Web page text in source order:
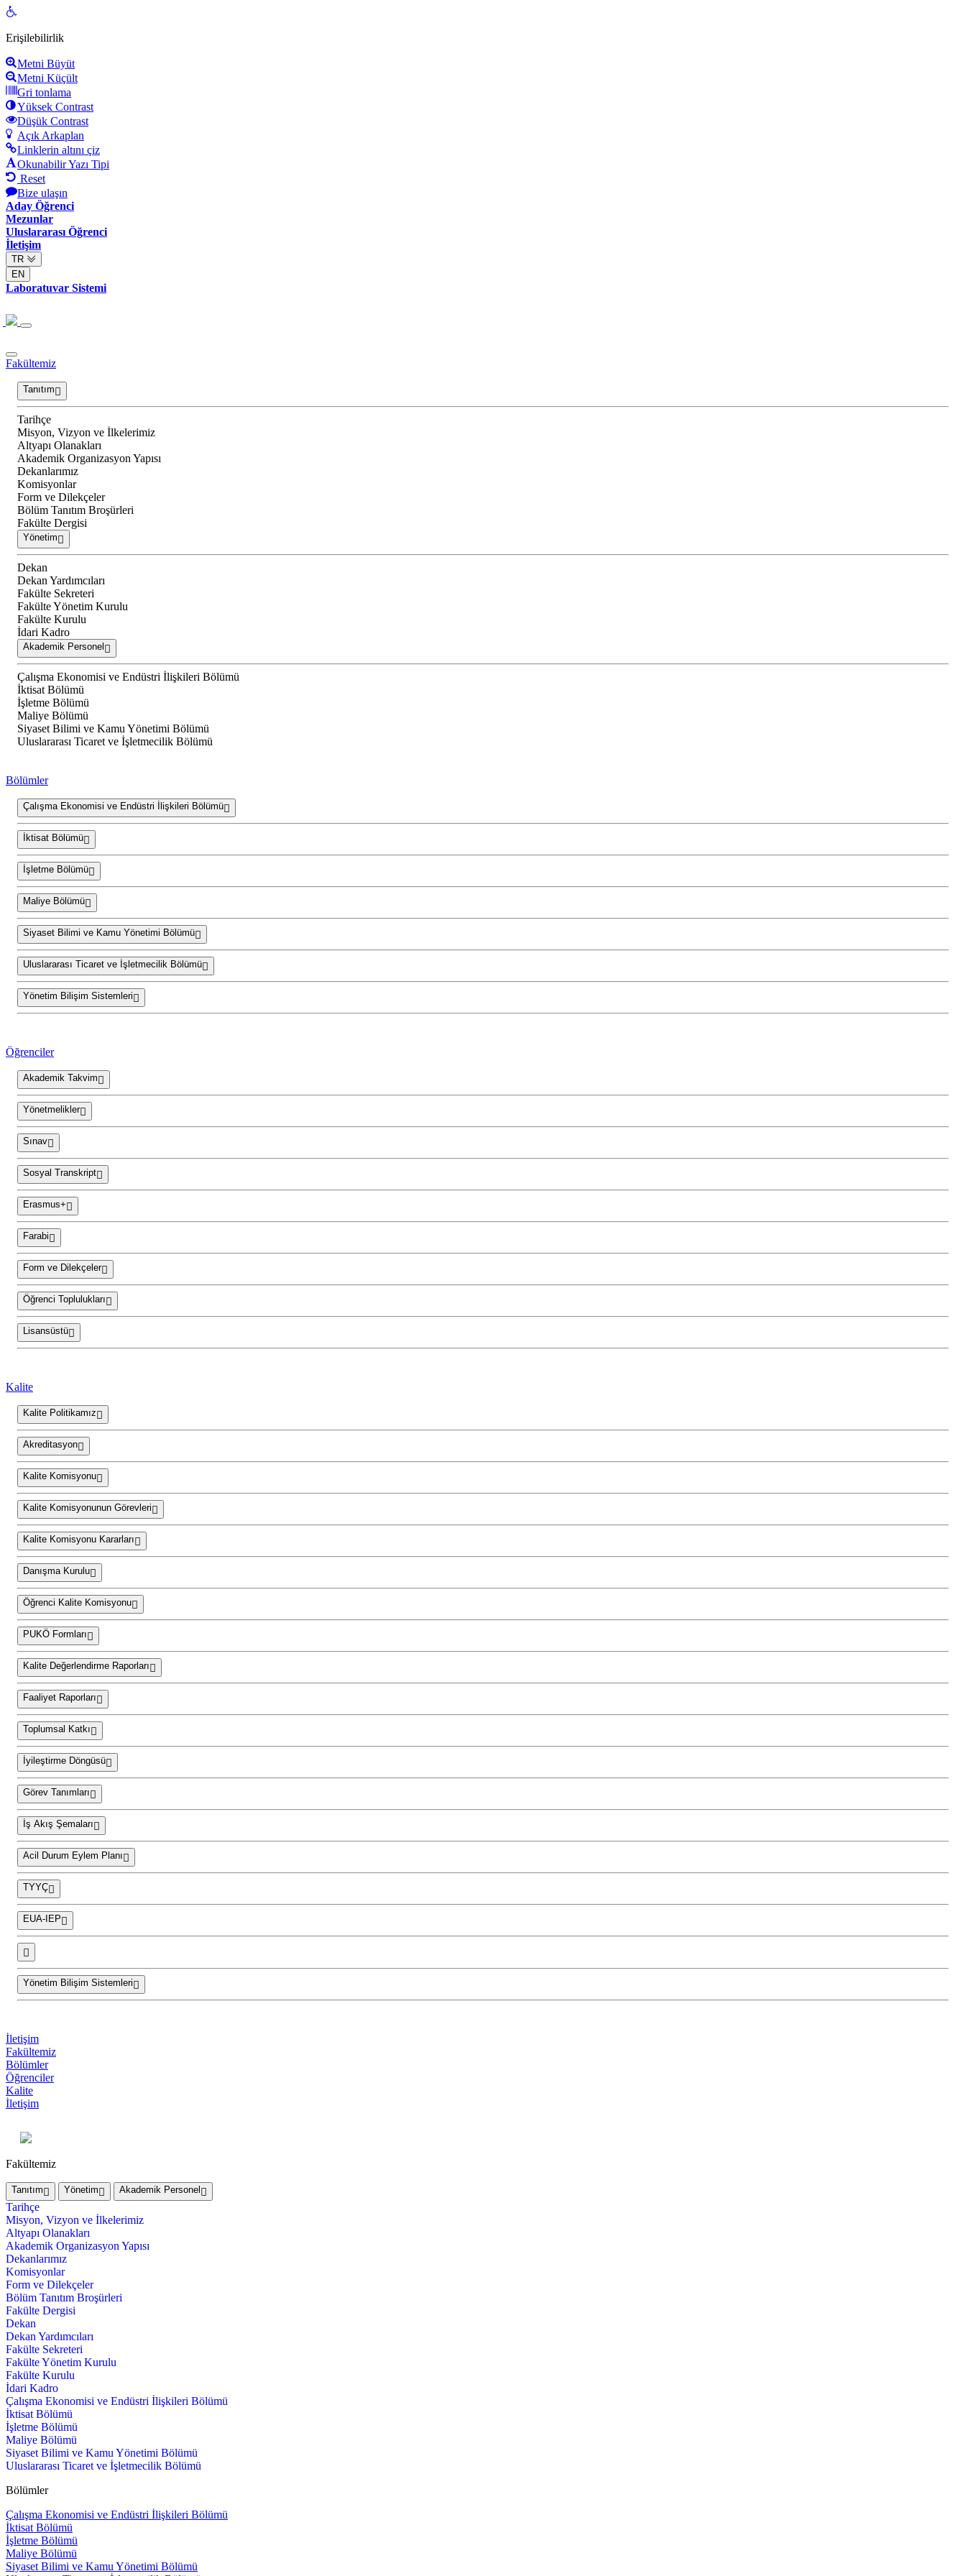
Open
Erişilebilirlik
Metni Büyüt
Metni Küçült
Gri tonlama
Yüksek Contrast
Düşük Contrast
Açık Arkaplan
Linklerin altını çiz
Okunabilir Yazı Tipi
Reset
Bize ulaşın
Aday Öğrenci
Mezunlar
Uluslararası Öğrenci
İletişim
TR
EN
Laboratuvar Sistemi
Fakültemiz
Tanıtım
Tarihçe
Misyon, Vizyon ve İlkelerimiz
Altyapı Olanakları
Akademik Organizasyon Yapısı
Dekanlarımız
Komisyonlar
Form ve Dilekçeler
Bölüm Tanıtım Broşürleri
Fakülte Dergisi
Yönetim
Dekan
Dekan Yardımcıları
Fakülte Sekreteri
Fakülte Yönetim Kurulu
Fakülte Kurulu
İdari Kadro
Akademik Personel
Çalışma Ekonomisi ve Endüstri İlişkileri Bölümü
İktisat Bölümü
İşletme Bölümü
Maliye Bölümü
Siyaset Bilimi ve Kamu Yönetimi Bölümü
Uluslararası Ticaret ve İşletmecilik Bölümü
Bölümler
Çalışma Ekonomisi ve Endüstri İlişkileri Bölümü
İktisat Bölümü
İşletme Bölümü
Maliye Bölümü
Siyaset Bilimi ve Kamu Yönetimi Bölümü
Uluslararası Ticaret ve İşletmecilik Bölümü
Yönetim Bilişim Sistemleri
Öğrenciler
Akademik Takvim
Yönetmelikler
Sınav
Sosyal Transkript
Erasmus+
Farabi
Form ve Dilekçeler
Öğrenci Toplulukları
Lisansüstü
Kalite
Kalite Politikamız
Akreditasyon
Kalite Komisyonu
Kalite Komisyonunun Görevleri
Kalite Komisyonu Kararları
Danışma Kurulu
Öğrenci Kalite Komisyonu
PUKÖ Formları
Kalite Değerlendirme Raporları
Faaliyet Raporları
Toplumsal Katkı
İyileştirme Döngüsü
Görev Tanımları
İş Akış Şemaları
Acil Durum Eylem Planı
TYYÇ
EUA-IEP
Yönetim Bilişim Sistemleri
İletişim
Fakültemiz
Bölümler
Öğrenciler
Kalite
İletişim
Fakültemiz
Tanıtım Yönetim Akademik Personel
Tarihçe
Misyon, Vizyon ve İlkelerimiz
Altyapı Olanakları
Akademik Organizasyon Yapısı
Dekanlarımız
Komisyonlar
Form ve Dilekçeler
Bölüm Tanıtım Broşürleri
Fakülte Dergisi
Dekan
Dekan Yardımcıları
Fakülte Sekreteri
Fakülte Yönetim Kurulu
Fakülte Kurulu
İdari Kadro
Çalışma Ekonomisi ve Endüstri İlişkileri Bölümü
İktisat Bölümü
İşletme Bölümü
Maliye Bölümü
Siyaset Bilimi ve Kamu Yönetimi Bölümü
Uluslararası Ticaret ve İşletmecilik Bölümü
Bölümler
Çalışma Ekonomisi ve Endüstri İlişkileri Bölümü
İktisat Bölümü
İşletme Bölümü
Maliye Bölümü
Siyaset Bilimi ve Kamu Yönetimi Bölümü